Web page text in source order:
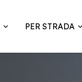
PER STRADA